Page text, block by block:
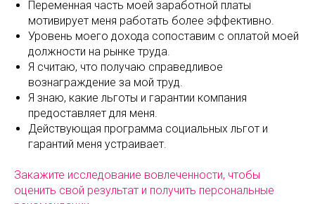
Переменная часть моей заработной платы
мотивирует меня работать более эффективно.
Уровень моего дохода сопоставим с оплатой моей
должности на рынке труда.
Я считаю, что получаю справедливое
вознаграждение за мой труд.
Я знаю, какие льготы и гарантии компания
предоставляет для меня.
Действующая программа социальных льгот и
гарантий меня устраивает.
Закажите исследование вовлеченности, чтобы
оценить свой результат и получить персональные